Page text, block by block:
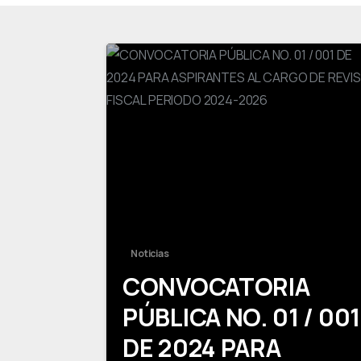
Noticias
CONVOCATORIA
PÚBLICA NO. 01 / 001
DE 2024 PARA